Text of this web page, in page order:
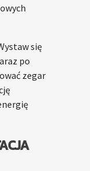
się
po
zegar